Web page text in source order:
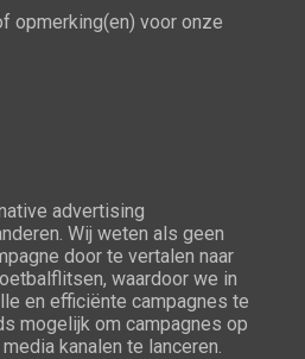
opmerking(en) voor onze
advertising
Wij weten als geen
door te vertalen naar
waardoor we in
en efficiënte campagnes te
mogelijk om campagnes op
kanalen te lanceren.